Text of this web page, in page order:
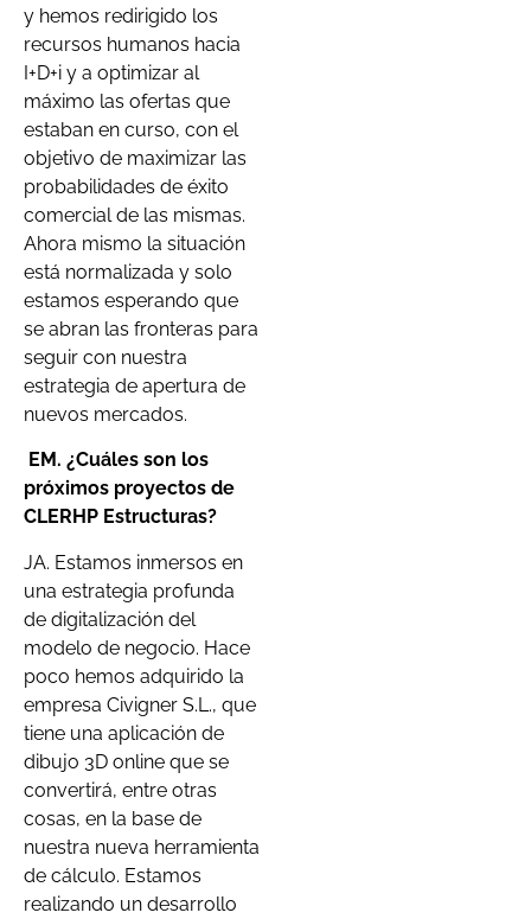
y hemos redirigido los
recursos humanos hacia
I+D+i y a optimizar al
máximo las ofertas que
estaban en curso, con el
objetivo de maximizar las
probabilidades de éxito
comercial de las mismas.
Ahora mismo la situación
está normalizada y solo
estamos esperando que
se abran las fronteras para
seguir con nuestra
estrategia de apertura de
nuevos mercados.
EM. ¿Cuáles son los
próximos proyectos de
CLERHP Estructuras?
JA. Estamos inmersos en
una estrategia profunda
de digitalización del
modelo de negocio. Hace
poco hemos adquirido la
empresa Civigner S.L., que
tiene una aplicación de
dibujo 3D online que se
convertirá, entre otras
cosas, en la base de
nuestra nueva herramienta
de cálculo. Estamos
realizando un desarrollo